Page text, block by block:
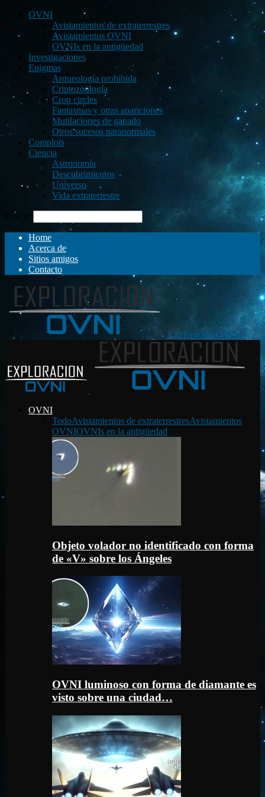
OVNI
Avistamientos de extraterrestres
Avistamientos OVNI
OVNIs en la antigüedad
Investigaciones
Enigmas
Arqueología prohibida
Criptozoología
Crop circles
Fantasmas y otras apariciones
Mutilaciones de ganado
Otros sucesos paranormales
Complots
Ciencia
Astronomía
Descubrimientos
Universo
Vida extraterrestre
Buscar
Home
Acerca de
Sitios amigos
Contacto
Exploración OVNI
OVNI
TodoAvistamientos de extraterrestresAvistamientos
OVNIOVNIs en la antigüedad
Objeto volador no identificado con forma
de «V» sobre los Ángeles
OVNI luminoso con forma de diamante es
visto sobre una ciudad…